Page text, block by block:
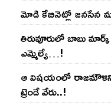
మోడి కేబినెట్లో జ‌నసేన
తిరువూరులో బాబు
ఎమ్మెల్యే…!
ఆ విష‌యంలో రాజ‌మౌళిని
ట్రెండే వేరు..!